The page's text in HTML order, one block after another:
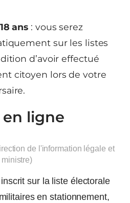
ans : vous serez
sur les listes
d’avoir effectué
citoyen lors de votre
ligne
de l'information légale et
sur la liste électorale
en stationnement,